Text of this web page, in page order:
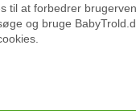
til at forbedrer
og bruge